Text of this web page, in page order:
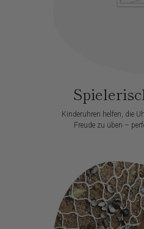
Kinderuhren helfen, die
Freude zu üben –